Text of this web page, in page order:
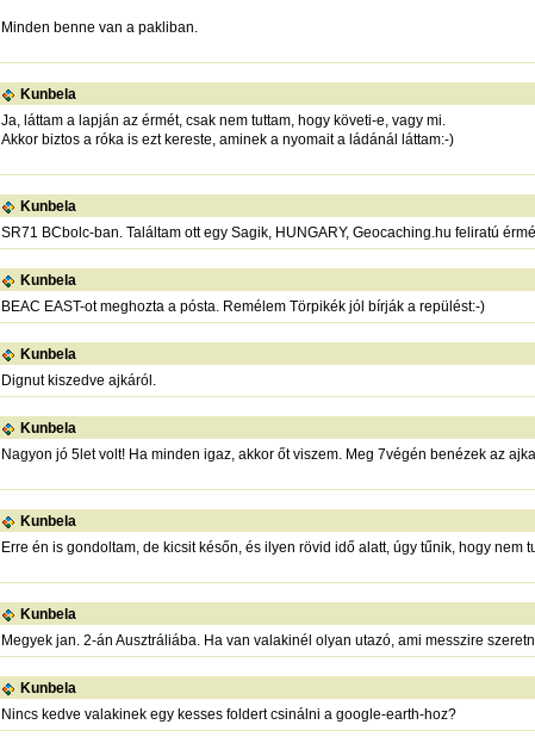
Minden benne van a pakliban.
Kunbela
Ja, láttam a lapján az érmét, csak nem tuttam, hogy követi-e, vagy mi.
Akkor biztos a róka is ezt kereste, aminek a nyomait a ládánál láttam:-)
Kunbela
SR71 BCbolc-ban. Találtam ott egy Sagik, HUNGARY, Geocaching.hu feliratú
Kunbela
BEAC EAST-ot meghozta a pósta. Remélem Törpikék jól bírják a repülést:-)
Kunbela
Dignut kiszedve ajkáról.
Kunbela
Nagyon jó 5let volt! Ha minden igaz, akkor őt viszem. Meg 7végén benézek az
Kunbela
Erre én is gondoltam, de kicsit későn, és ilyen rövid idő alatt, úgy tűnik, hogy
Kunbela
Megyek jan. 2-án Ausztráliába. Ha van valakinél olyan utazó, ami messzire
Kunbela
Nincs kedve valakinek egy kesses foldert csinálni a google-earth-hoz?